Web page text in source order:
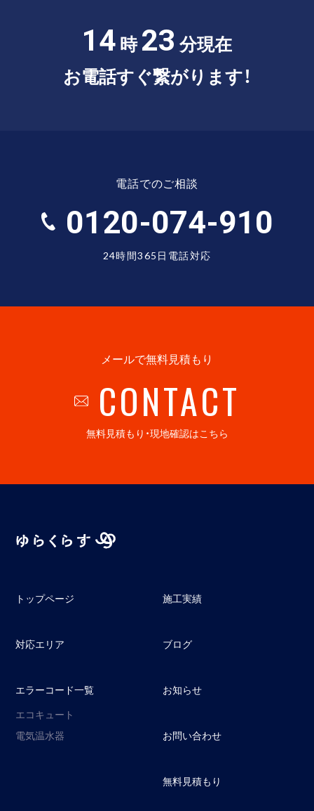
14時23 分現在
お電話すぐ繋がります！
電話でのご相談
0120-074-910
24時間365日電話対応
メールで無料見積もり
CONTACT
無料見積もり・現地確認はこちら
トップページ
対応エリア
エラーコード一覧
エコキュート
電気温水器
施工実績
ブログ
お知らせ
お問い合わせ
無料見積もり